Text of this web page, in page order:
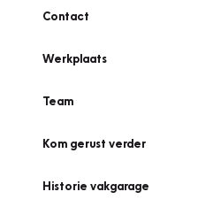
Contact
Werkplaats
Team
Kom gerust verder
Historie vakgarage